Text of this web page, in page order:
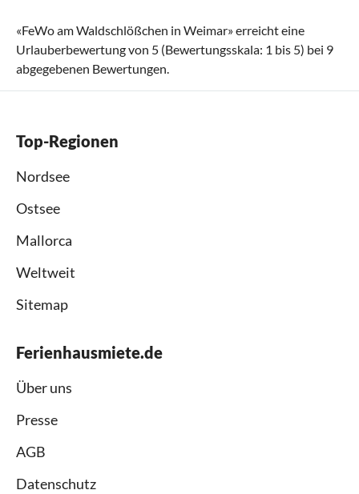
«FeWo am Waldschlößchen in Weimar» erreicht eine
Urlauberbewertung von 5 (Bewertungsskala: 1 bis 5) bei 9
abgegebenen Bewertungen.
Top-Regionen
Nordsee
Ostsee
Mallorca
Weltweit
Sitemap
Ferienhausmiete.de
Über uns
Presse
AGB
Datenschutz